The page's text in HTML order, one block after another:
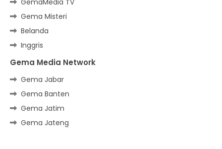
Gema Misteri
Belanda
Inggris
Gema Media Network
Gema Jabar
Gema Banten
Gema Jatim
Gema Jateng